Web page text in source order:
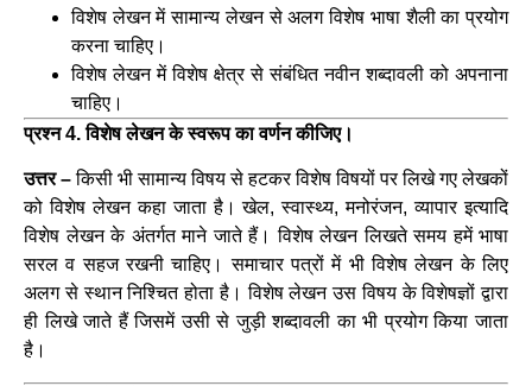
विशेष लेखन में सामान्य लेखन से अलग विशेष भाषा शैली का प्रयोग
करना चाहिए।
विशेष लेखन में विशेष क्षेत्र से संबंधित नवीन शब्दावली को अपनाना
चाहिए।
प्रश्न 4. विशेष लेखन के स्वरूप का वर्णन कीजिए।
उत्तर –किसी भी सामान्य विषय से हटकर विशेष विषयों पर लिखे गए लेखकों
को विशेष लेखन कहा जाता है। खेल, स्वास्थ्य, मनोरंजन, व्यापार इत्यादि
विशेष लेखन के अंतर्गत माने जाते हैं। विशेष लेखन लिखते समय हमें भाषा
सरल व सहज रखनी चाहिए। समाचार पत्रों में भी विशेष लेखन के लिए
अलग से स्थान निश्चित होता है। विशेष लेखन उस विषय के विशेषज्ञों द्वारा
ही लिखे जाते हैं जिसमें उसी से जुड़ी शब्दावली का भी प्रयोग किया जाता
है।